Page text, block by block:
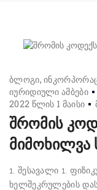
ბლოგი
იურიდიული ამბები
2022 წლის 1 მაისი
შრომის
მიმოხილვა
1. შესავალი 1.
ხელშეკრულების